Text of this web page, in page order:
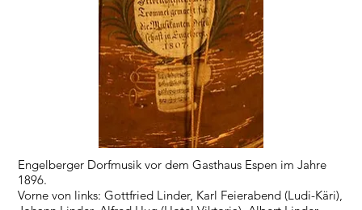
Engelberger Dorfmusik vor dem Gasthaus Espen im Jahre
1896.
Vorne von links: Gottfried Linder, Karl Feierabend (Ludi-Käri),